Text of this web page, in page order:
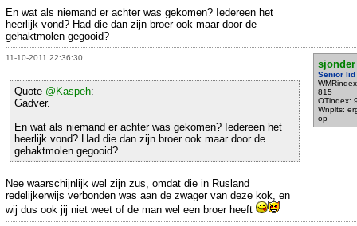
En wat als niemand er achter was gekomen? Iedereen het
heerlijk vond? Had die dan zijn broer ook maar door de
gehaktmolen gegooid?
11-10-2011 22:36:30
sjonder
Senior lid
815
OTindex:
Wnplts:
op
Quote @Kaspeh:
Gadver.
En wat als niemand er achter was gekomen? Iedereen het
heerlijk vond? Had die dan zijn broer ook maar door de
gehaktmolen gegooid?
Nee waarschijnlijk wel zijn zus, omdat die in Rusland
redelijkerwijs verbonden was aan de zwager van deze kok, en
wij dus ook jij niet weet of de man wel een broer heeft